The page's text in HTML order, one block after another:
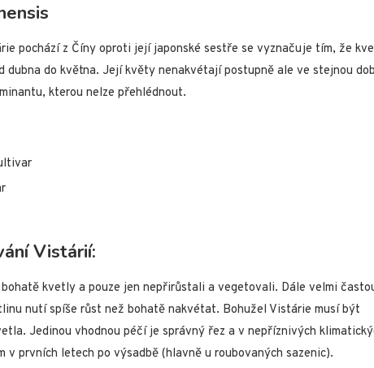
pochází z Číny oproti její japonské sestře se vyznačuje tím, že
do května. Její květy nenakvétají postupně ale ve stejnou
kterou nelze přehlédnout.
Vistárií:
kvetly a pouze jen nepřirůstali a vegetovali. Dále velmi
nutí spíše růst než bohatě nakvétat. Bohužel Vistárie musí být
Jedinou vhodnou péčí je správný řez a v nepříznivých
v prvních letech po výsadbě (hlavně u roubovaných sazenic).